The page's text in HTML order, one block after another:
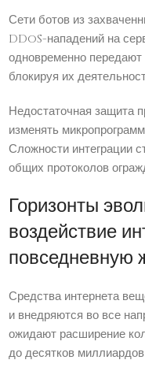
Сети ботов из
DDoS-нападений на
одновременно
блокируя их
Недостаточная защита
изменять
Сложности интеграции
общих протоколов
Горизонты
воздействие
повседневную
Средства интернета
и внедряются во все
ожидают расширение
до десятков